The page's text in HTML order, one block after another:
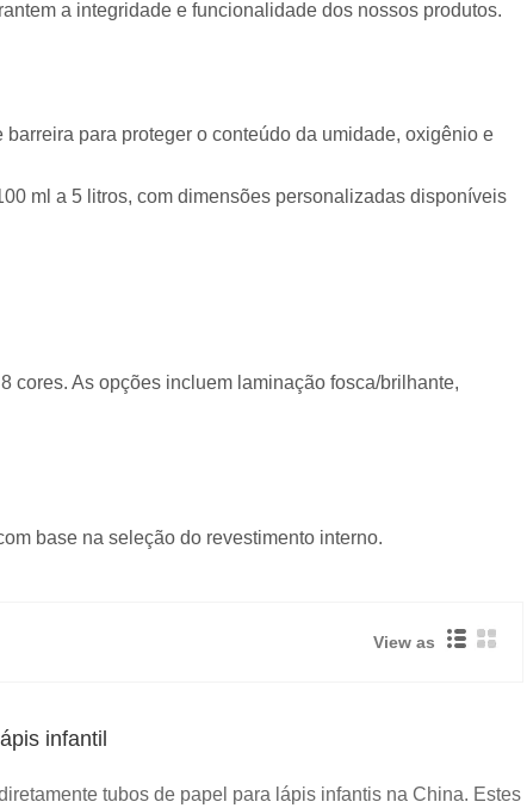
a integridade e funcionalidade dos nossos produtos.
para proteger o conteúdo da umidade, oxigênio e
ml a 5 litros, com dimensões personalizadas disponíveis
cores. As opções incluem laminação fosca/brilhante,
base na seleção do revestimento interno.
View as
infantil
tubos de papel para lápis infantis na China. Estes